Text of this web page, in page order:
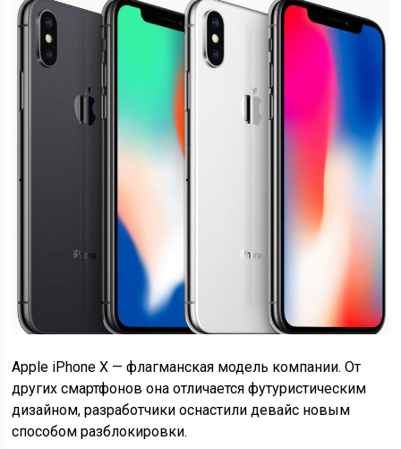
Apple iPhone X — флагманская модель компании. От
других смартфонов она отличается футуристическим
дизайном, разработчики оснастили девайс новым
способом разблокировки.